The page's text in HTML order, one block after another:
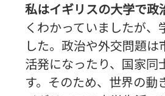
私はイギリスの大学で政
くわかっていましたが
した。政治や外交問題
活発になったり、国家同
す。そのため、世界の動